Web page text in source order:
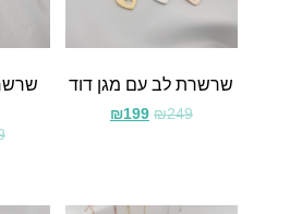
שרשרת לב עם מגן דוד
₪249
₪199